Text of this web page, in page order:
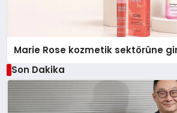
Marie Rose kozmetik sektörüne
Son Dakika